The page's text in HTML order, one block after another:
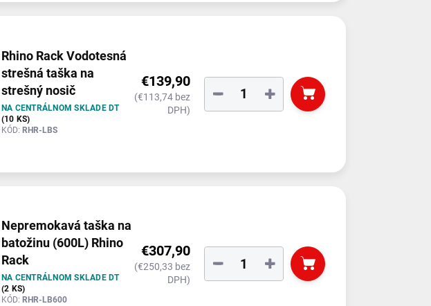
Rhino Rack Vodotesná
strešná taška na
strešný nosič
NA CENTRÁLNOM SKLADE DT
(10 KS)
KÓD: RHR-LBS
€139,90
(€113,74 bez
DPH)
+
−
Nepremokavá taška na
batožinu (600L) Rhino
Rack
NA CENTRÁLNOM SKLADE DT
(2 KS)
KÓD: RHR-LB600
€307,90
(€250,33 bez
DPH)
+
−